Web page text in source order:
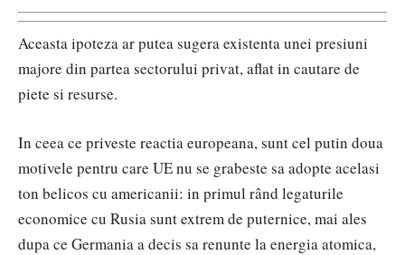
Aceasta ipoteza ar putea sugera existenta unei presiuni
majore din partea sectorului privat, aflat in cautare de
piete si resurse.
In ceea ce priveste reactia europeana, sunt cel putin doua
motivele pentru care UE nu se grabeste sa adopte acelasi
ton belicos cu americanii: in primul rând legaturile
economice cu Rusia sunt extrem de puternice, mai ales
dupa ce Germania a decis sa renunte la energia atomica,